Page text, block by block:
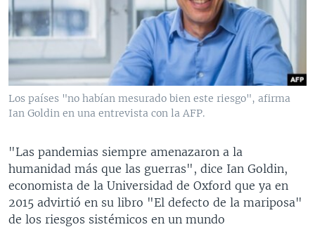
VENEZUELA
BRASIL
NICARAGUA
ECONOMÍA
ENTRETENIMIENTO Y CULTURA
TECNOLOGÍA
DEPORTES
CIENCIA Y SALUD
MULTIMEDIA
VIDEOS
FOTOGRAFÍA
AUDIOS
PROGRAMAS TV
EL MUNDO AL DÍA
FORO INTERAMERICANO
VISIÓN 360
PANORAMA
RADIO
AVANCE INFORMATIVO
AUDIONOTICIAS
ESTADOS UNIDOS AL DÍA
EL MUNDO AL DÍA [RADIO]
FORO [RADIO]
DIRECT
DOCUMENTALES DE LA VOA
Learning English
SÍGANOS
Los países "no habían mesurado bien este riesgo", afirma
Ian Goldin en una entrevista con la AFP.
"Las pandemias siempre amenazaron a la
humanidad más que las guerras", dice Ian Goldin,
economista de la Universidad de Oxford que ya en
2015 advirtió en su libro "El defecto de la mariposa"
de los riesgos sistémicos en un mundo